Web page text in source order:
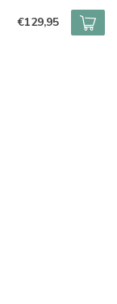
€129,95